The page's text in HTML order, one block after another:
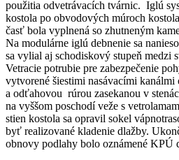
použitia odvetrávacích tvárnic. Iglú
kostola po obvodových múroch
časť bola vyplnená so zhutneným
Na modulárne iglú debnenie sa
sa vylial aj schodiskový stupeň medzi
Vetracie potrubie pre zabezpečenie
vytvorené šiestimi nasávacími
a odťahovou rúrou zasekanou v
na vyššom poschodí veže s
stien kostola sa opravil sokel
byť realizované kladenie dlažby.
obnovy podlahy bolo oznámené KPÚ